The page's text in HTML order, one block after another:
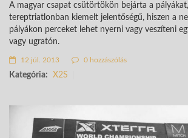
A magyar csapat csütörtökön bejárta a
tereptriatlonban kiemelt jelentőségű, hiszen a
pályákon perceket lehet nyerni vagy veszíteni
vagy ugratón.
12 júl. 2013 0 hozzászólás
Kategória: X2S